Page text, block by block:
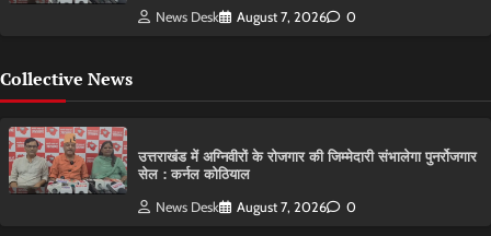
News Desk August 7, 2026 0
Collective News
उत्तराखंड में अग्निवीरों के रोजगार की जिम्मेदारी संभालेगा पुनर्रोजगार
सेल : कर्नल कोठियाल
News Desk August 7, 2026 0